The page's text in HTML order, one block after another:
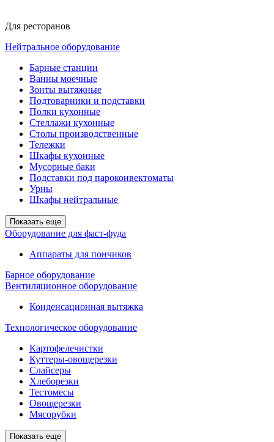
Для ресторанов
Нейтральное оборудование
Барные станции
Ванны моечные
Зонты вытяжные
Подтоварники и подставки
Полки кухонные
Стеллажи кухонные
Столы производственные
Тележки
Шкафы кухонные
Мусорные баки
Подставки под пароконвектоматы
Урны
Шкафы нейтральные
Показать еще
Оборудование для фаст-фуда
Аппараты для пончиков
Барное оборудование
Вентиляционное оборудование
Конденсационная вытяжка
Технологическое оборудование
Картофелечистки
Куттеры-овощерезки
Слайсеры
Хлеборезки
Тестомесы
Овощерезки
Мясорубки
Показать еще